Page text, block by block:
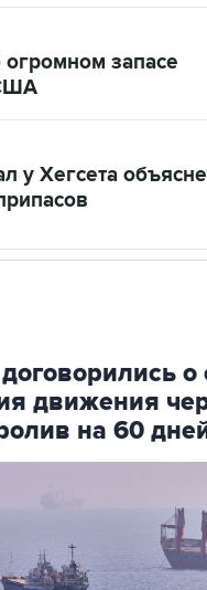
запасе
у Хегсета
о
движения
на 60